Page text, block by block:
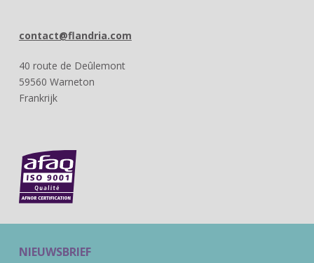
contact@flandria.com
40 route de Deûlemont
59560 Warneton
Frankrijk
NIEUWSBRIEF